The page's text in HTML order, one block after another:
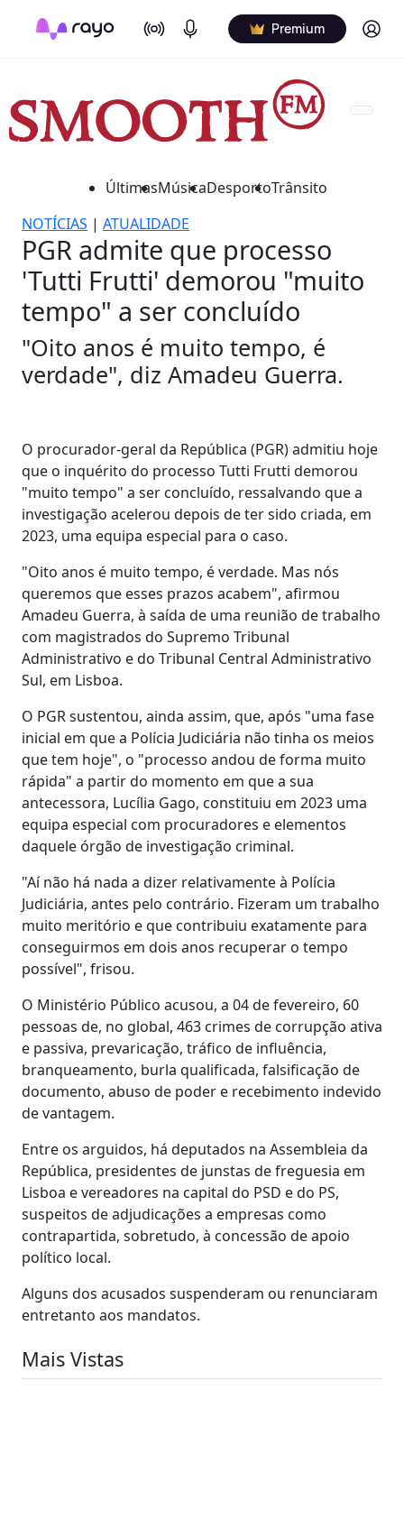
On Air Podcasts Premium Log in
ÚltimasMúsicaDesportoTrânsito
NOTÍCIAS | ATUALIDADE
PGR admite que processo
'Tutti Frutti' demorou "muito
tempo" a ser concluído
"Oito anos é muito tempo, é
verdade", diz Amadeu Guerra.
O procurador-geral da República (PGR) admitiu hoje
que o inquérito do processo Tutti Frutti demorou
"muito tempo" a ser concluído, ressalvando que a
investigação acelerou depois de ter sido criada, em
2023, uma equipa especial para o caso.
"Oito anos é muito tempo, é verdade. Mas nós
queremos que esses prazos acabem", afirmou
Amadeu Guerra, à saída de uma reunião de trabalho
com magistrados do Supremo Tribunal
Administrativo e do Tribunal Central Administrativo
Sul, em Lisboa.
O PGR sustentou, ainda assim, que, após "uma fase
inicial em que a Polícia Judiciária não tinha os meios
que tem hoje", o "processo andou de forma muito
rápida" a partir do momento em que a sua
antecessora, Lucília Gago, constituiu em 2023 uma
equipa especial com procuradores e elementos
daquele órgão de investigação criminal.
"Aí não há nada a dizer relativamente à Polícia
Judiciária, antes pelo contrário. Fizeram um trabalho
muito meritório e que contribuiu exatamente para
conseguirmos em dois anos recuperar o tempo
possível", frisou.
O Ministério Público acusou, a 04 de fevereiro, 60
pessoas de, no global, 463 crimes de corrupção ativa
e passiva, prevaricação, tráfico de influência,
branqueamento, burla qualificada, falsificação de
documento, abuso de poder e recebimento indevido
de vantagem.
Entre os arguidos, há deputados na Assembleia da
República, presidentes de junstas de freguesia em
Lisboa e vereadores na capital do PSD e do PS,
suspeitos de adjudicações a empresas como
contrapartida, sobretudo, à concessão de apoio
político local.
Alguns dos acusados suspenderam ou renunciaram
entretanto aos mandatos.
Mais Vistas